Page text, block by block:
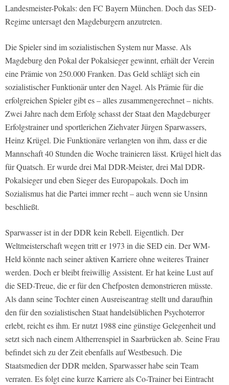
Landesmeister-Pokals: den FC Bayern München. Doch das SED-
Regime untersagt den Magdeburgern anzutreten.
Die Spieler sind im sozialistischen System nur Masse. Als
Magdeburg den Pokal der Pokalsieger gewinnt, erhält der Verein
eine Prämie von 250.000 Franken. Das Geld schlägt sich ein
sozialistischer Funktionär unter den Nagel. Als Prämie für die
erfolgreichen Spieler gibt es – alles zusammengerechnet – nichts.
Zwei Jahre nach dem Erfolg schasst der Staat den Magdeburger
Erfolgstrainer und sportlerichen Ziehvater Jürgen Sparwassers,
Heinz Krügel. Die Funktionäre verlangten von ihm, dass er die
Mannschaft 40 Stunden die Woche trainieren lässt. Krügel hielt das
für Quatsch. Er wurde drei Mal DDR-Meister, drei Mal DDR-
Pokalsieger und eben Sieger des Europapokals. Doch im
Sozialismus hat die Partei immer recht – auch wenn sie Unsinn
beschließt.
Sparwasser ist in der DDR kein Rebell. Eigentlich. Der
Weltmeisterschaft wegen tritt er 1973 in die SED ein. Der WM-
Held könnte nach seiner aktiven Karriere ohne weiteres Trainer
werden. Doch er bleibt freiwillig Assistent. Er hat keine Lust auf
die SED-Treue, die er für den Chefposten demonstrieren müsste.
Als dann seine Tochter einen Ausreiseantrag stellt und daraufhin
den für den sozialistischen Staat handelsüblichen Psychoterror
erlebt, reicht es ihm. Er nutzt 1988 eine günstige Gelegenheit und
setzt sich nach einem Altherrenspiel in Saarbrücken ab. Seine Frau
befindet sich zu der Zeit ebenfalls auf Westbesuch. Die
Staatsmedien der DDR melden, Sparwasser habe sein Team
verraten. Es folgt eine kurze Karriere als Co-Trainer bei Eintracht